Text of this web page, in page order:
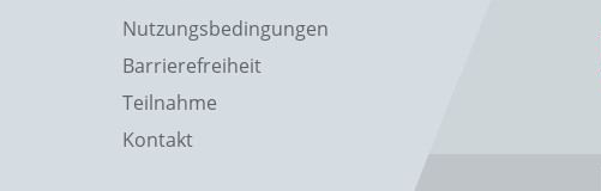
Nutzungsbedingungen
Barrierefreiheit
Teilnahme
Kontakt